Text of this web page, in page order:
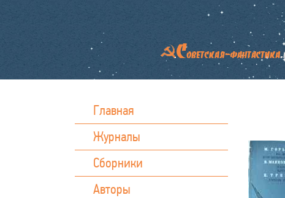
Главная
Журналы
Сборники
Авторы